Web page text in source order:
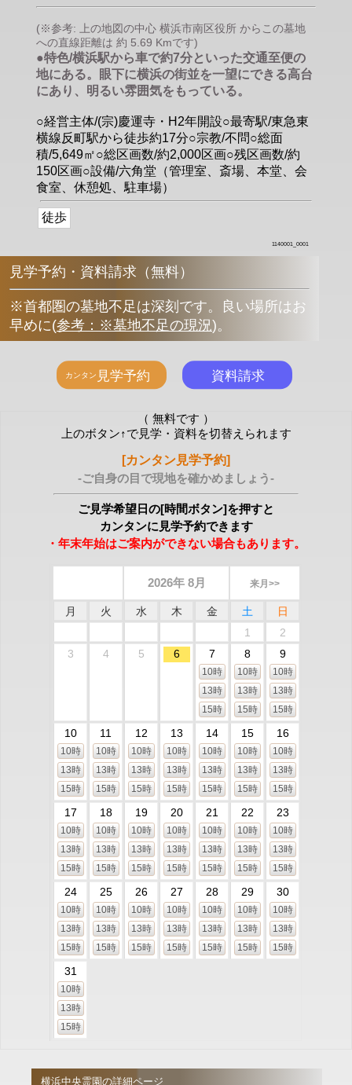
(※参考: 上の地図の中心 横浜市南区役所 からこの墓地
への直線距離は 約 5.69 Kmです)
●特色/横浜駅から車で約7分といった交通至便の
地にある。眼下に横浜の街並を一望にできる高台
にあり、明るい雰囲気をもっている。
○経営主体/(宗)慶運寺・H2年開設○最寄駅/東急東
横線反町駅から徒歩約17分○宗教/不問○総面
積/5,649㎡○総区画数/約2,000区画○残区画数/約
150区画○設備/六角堂（管理室、斎場、本堂、会
食室、休憩処、駐車場）
徒歩
1140001_0001
見学予約・資料請求（無料）
※首都圏の墓地不足は深刻です。良い場所はお
早めに(参考：※墓地不足の現況)。
（ 無料です ）
上のボタン↑で見学・資料を切替えられます
[カンタン見学予約]
-ご自身の目で現地を確かめましょう-
ご見学希望日の[時間ボタン]を押すと
カンタンに見学予約できます
・年末年始はご案内ができない場合もあります。
2026年 8月 来月>>
月 火 水 木 金 土
日
1
2
3
4 5 6 7
10時
13時
15時
8
10時
13時
15時
9
10時
13時
15時
10
10時
13時
15時
11
10時
13時
15時
12
10時
13時
15時
13
10時
13時
15時
14
10時
13時
15時
15
10時
13時
15時
16
10時
13時
15時
17
10時
13時
15時
18
10時
13時
15時
19
10時
13時
15時
20
10時
13時
15時
21
10時
13時
15時
22
10時
13時
15時
23
10時
13時
15時
24
10時
13時
15時
25
10時
13時
15時
26
10時
13時
15時
27
10時
13時
15時
28
10時
13時
15時
29
10時
13時
15時
30
10時
13時
15時
31
10時
13時
15時
横浜中央霊園の詳細ページ